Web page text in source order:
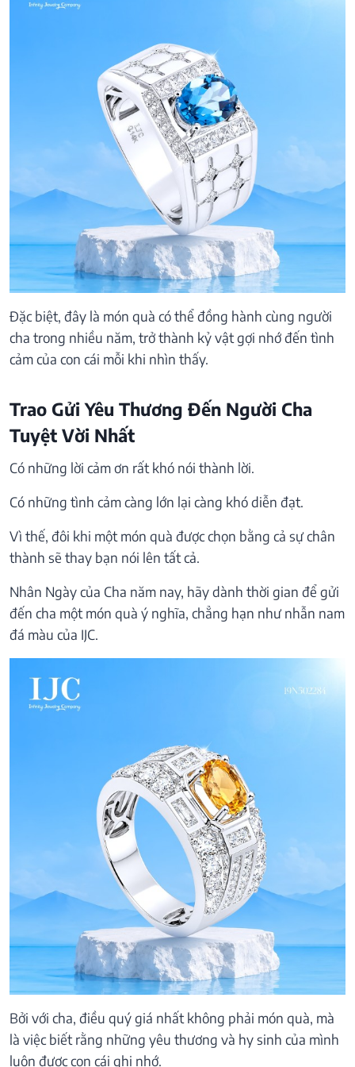
Đặc biệt, đây là món quà có thể đồng hành cùng người
cha trong nhiều năm, trở thành kỷ vật gợi nhớ đến tình
cảm của con cái mỗi khi nhìn thấy.
Trao Gửi Yêu Thương Đến Người Cha
Tuyệt Vời Nhất
Có những lời cảm ơn rất khó nói thành lời.
Có những tình cảm càng lớn lại càng khó diễn đạt.
Vì thế, đôi khi một món quà được chọn bằng cả sự chân
thành sẽ thay bạn nói lên tất cả.
Nhân Ngày của Cha năm nay, hãy dành thời gian để gửi
đến cha một món quà ý nghĩa, chẳng hạn như nhẫn nam
đá màu của IJC.
Bởi với cha, điều quý giá nhất không phải món quà, mà
là việc biết rằng những yêu thương và hy sinh của mình
luôn được con cái ghi nhớ.